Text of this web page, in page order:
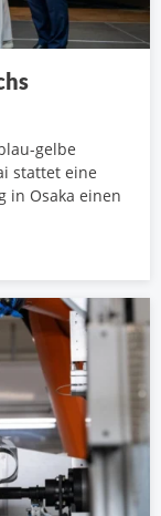
gelbe
stattet eine
in Osaka einen